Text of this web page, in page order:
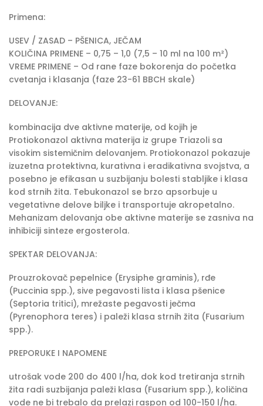
Primena:
USEV / ZASAD – PŠENICA, JEČAM
KOLIČINA PRIMENE – 0,75 – 1,0 (7,5 – 10 ml na 100 m²)
VREME PRIMENE – Od rane faze bokorenja do početka
cvetanja i klasanja (faze 23-61 BBCH skale)
DELOVANJE:
kombinacija dve aktivne materije, od kojih je
Protiokonazol aktivna materija iz grupe Triazoli sa
visokim sistemičnim delovanjem. Protiokonazol pokazuje
izuzetna protektivna, kurativna i eradikativna svojstva, a
posebno je efikasan u suzbijanju bolesti stabljike i klasa
kod strnih žita. Tebukonazol se brzo apsorbuje u
vegetativne delove biljke i transportuje akropetalno.
Mehanizam delovanja obe aktivne materije se zasniva na
inhibiciji sinteze ergosterola.
SPEKTAR DELOVANJA:
Prouzrokovač pepelnice (Erysiphe graminis), rđe
(Puccinia spp.), sive pegavosti lista i klasa pšenice
(Septoria tritici), mrežaste pegavosti ječma
(Pyrenophora teres) i paleži klasa strnih žita (Fusarium
spp.).
PREPORUKE I NAPOMENE
utrošak vode 200 do 400 l/ha, dok kod tretiranja strnih
žita radi suzbijanja paleži klasa (Fusarium spp.), količina
vode ne bi trebalo da prelazi raspon od 100-150 l/ha.